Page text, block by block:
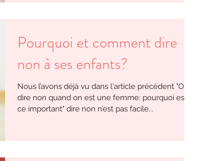
Pourquoi et comment dire
non à ses enfants?
Nous l’avons déjà vu dans l'article précédent "Oser
dire non quand on est une femme: pourquoi est-
ce important" dire non n’est pas facile...